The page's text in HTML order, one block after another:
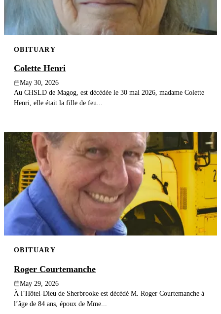
OBITUARY
Colette Henri
May 30, 2026
Au CHSLD de Magog, est décédée le 30 mai 2026, madame Colette
Henri, elle était la fille de feu...
OBITUARY
Roger Courtemanche
May 29, 2026
À l’Hôtel-Dieu de Sherbrooke est décédé M. Roger Courtemanche à
l’âge de 84 ans, époux de Mme...